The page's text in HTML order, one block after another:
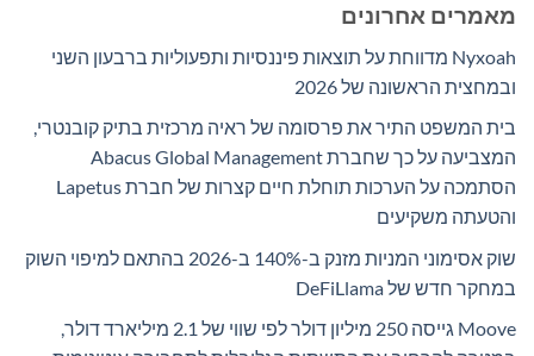
מאמרים אחרונים
Nyxoah מדווחת על תוצאות פיננסיות ותפעוליות ברבעון השני
ובמחצית הראשונה של 2026
בית המשפט התיר את פרסומה של ראיה מרכזית בתיק קובנטרי,
המצביעה על כך שחברת Abacus Global Management
הסתמכה על הערכות תוחלת חיים קצרות של חברת Lapetus
והטעתה משקיעים
שוק אסימוני המניות מזנק ב-140% ב-2026 בהתאם למיפוי השוק
במחקר חדש של DeFiLlama
Moove גייסה 250 מיליון דולר לפי שווי של 2.1 מיליארד דולר,